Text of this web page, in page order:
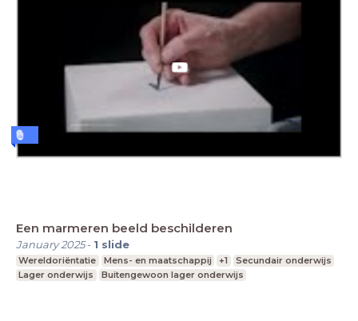
Een marmeren beeld beschilderen
January 2025- 1 slide
Wereldoriëntatie Mens- en maatschappij +1
Secundair onderwijs
Lager onderwijs
Buitengewoon lager onderwijs